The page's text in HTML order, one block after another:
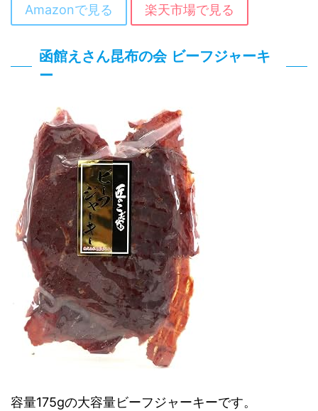
Amazonで見る 楽天市場で見る
函館えさん昆布の会 ビーフジャーキ
ー
容量175gの大容量ビーフジャーキーです。